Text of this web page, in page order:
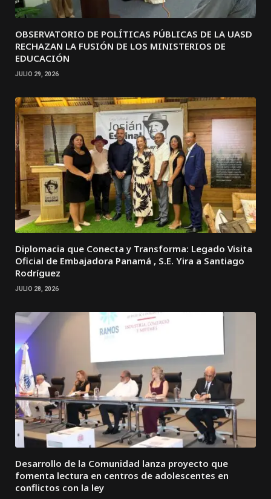
OBSERVATORIO DE POLÍTICAS PÚBLICAS DE LA UASD
RECHAZAN LA FUSIÓN DE LOS MINISTERIOS DE
EDUCACIÓN
JULIO 29, 2026
Diplomacia que Conecta y Transforma: Legado Visita
Oficial de Embajadora Panamá , S.E. Yira a Santiago
Rodríguez
JULIO 28, 2026
Desarrollo de la Comunidad lanza proyecto que
fomenta lectura en centros de adolescentes en
conflictos con la ley